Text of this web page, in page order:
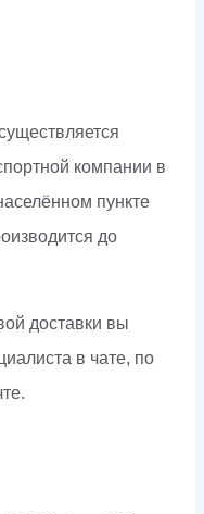
компании в
пункте
до
доставки вы
в чате, по